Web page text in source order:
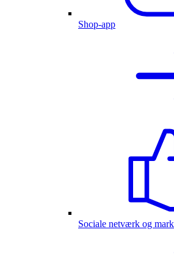
Shop-app
Sociale netværk og